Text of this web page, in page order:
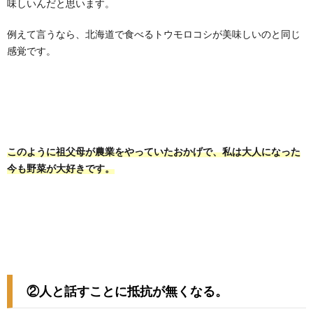
味しいんだと思います。
例えて言うなら、北海道で食べるトウモロコシが美味しいのと同じ
感覚です。
このように祖父母が農業をやっていたおかげで、私は大人になった
今も野菜が大好きです。
②人と話すことに抵抗が無くなる。